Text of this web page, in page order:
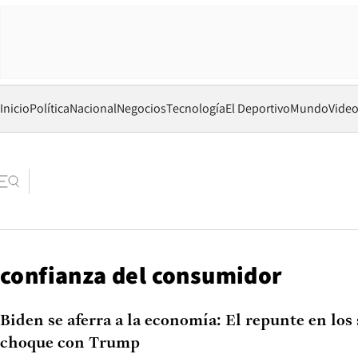
InicioPolíticaNacionalNegociosTecnologíaEl DeportivoMundo
confianza del consumidor
Biden se aferra a la economía: El repunte en los
choque con Trump